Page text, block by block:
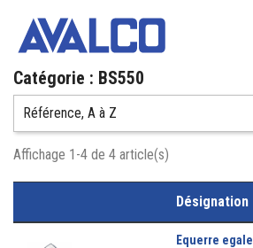
Catégorie : BS550
Référence, A à Z
Affichage 1-4 de 4 article(s)
Désignation
Equerre egale